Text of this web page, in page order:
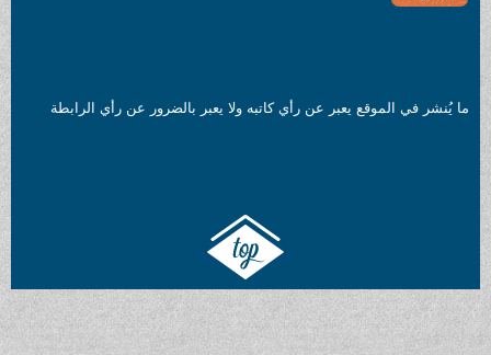
ما يُنشر في الموقع يعبر عن رأي كاتبه ولا يعبر بالضرور عن رأي الرابطة